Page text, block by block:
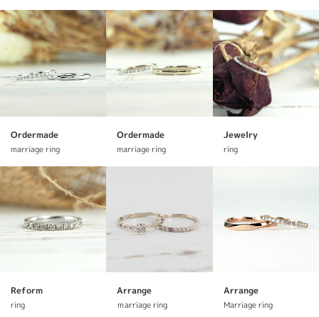
Ordermade
marriage ring
Ordermade
marriage ring
Jewelry
ring
Reform
ring
Arrange
ｍarriage ring
Arrange
Marriage ring